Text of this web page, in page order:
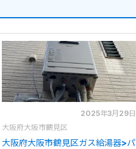
2025年3月29日
大阪府大阪市鶴見区
大阪府大阪市鶴見区ガス給湯器>パ